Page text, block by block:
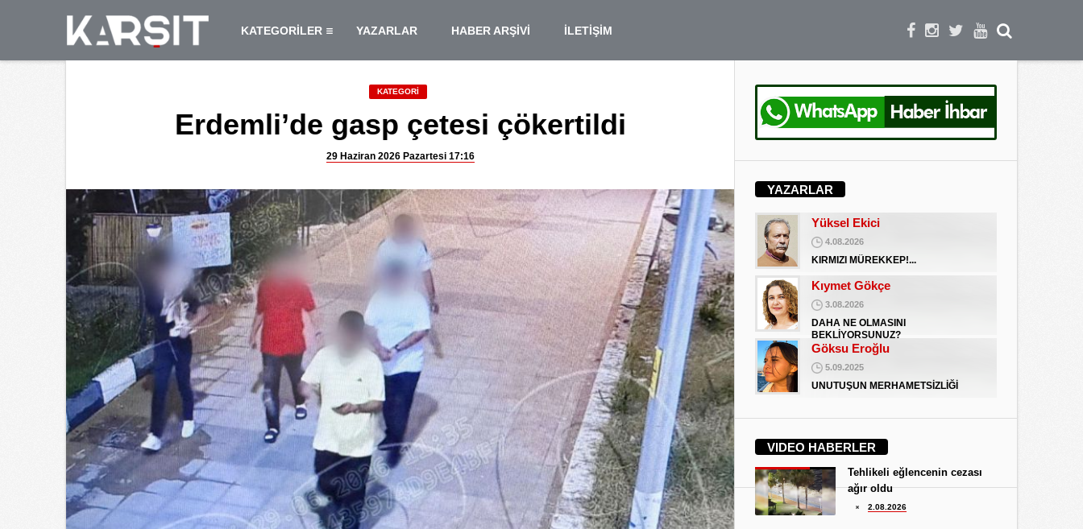
KATEGORİLER YAZARLAR HABER ARŞİVİ İLETİŞİM
KATEGORİ
Erdemli’de gasp çetesi çökertildi
29 Haziran 2026 Pazartesi 17:16
YAZARLAR
Hediye Eroğlu
3.08.2026
Koray Ünlü
BATSIN BU DÜNYA
Yüksel Ekici
4.08.2026
KIRMIZI MÜREKKEP!...
Kıymet Gökçe
3.08.2026
DAHA NE OLMASINI
BEKLİYORSUNUZ?
Göksu Eroğlu
5.09.2025
UNUTUŞUN MERHAMETSİZLİĞİ
İŞGALCİ GÖRÜNÜMLÜ HALK!
Koray Ünlü
10.09.2024
BATSIN BU DÜNYA
VIDEO HABERLER
Tehlikeli eğlencenin cezası
ağır oldu
2.08.2026